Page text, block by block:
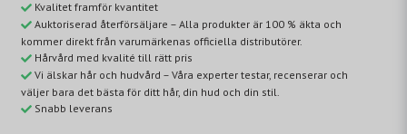
Kvalitet framför kvantitet
Auktoriserad återförsäljare – Alla produkter är 100 % äkta och
kommer direkt från varumärkenas officiella distributörer.
Hårvård med kvalité till rätt pris
Vi älskar hår och hudvård – Våra experter testar, recenserar och
väljer bara det bästa för ditt hår, din hud och din stil.
Snabb leverans